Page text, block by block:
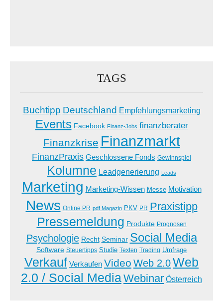
TAGS
Buchtipp Deutschland Empfehlungsmarketing
Events Facebook Finanz-Jobs finanzberater
Finanzkrise Finanzmarkt
FinanzPraxis Geschlossene Fonds Gewinnspiel
Kolumne Leadgenerierung Leads
Marketing Marketing-Wissen Messe Motivation
News Online PR pdf Magazin PKV PR Praxistipp
Pressemeldung Produkte Prognosen
Psychologie Recht Seminar Social Media
Software Steuertipps Studie Texten Trading Umfrage
Verkauf Verkaufen Video Web 2.0Web
2.0 / Social MediaWebinar Österreich